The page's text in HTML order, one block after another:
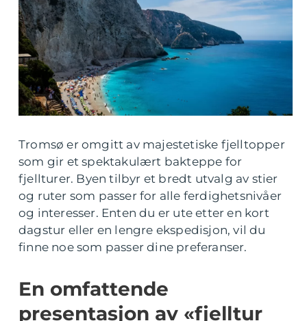
Tromsø er omgitt av majestetiske fjelltopper
som gir et spektakulært bakteppe for
fjellturer. Byen tilbyr et bredt utvalg av stier
og ruter som passer for alle ferdighetsnivåer
og interesser. Enten du er ute etter en kort
dagstur eller en lengre ekspedisjon, vil du
finne noe som passer dine preferanser.
En omfattende
presentasjon av «fjelltur